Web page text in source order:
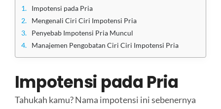
Impotensi pada Pria
Mengenali Ciri Ciri Impotensi Pria
Penyebab Impotensi Pria Muncul
Manajemen Pengobatan Ciri Ciri Impotensi Pria
Impotensi pada Pria
Tahukah kamu? Nama impotensi ini sebenernya